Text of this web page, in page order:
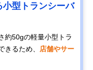
小型トランシーバ
約50gの軽量小型トラ
きるため、
店舗やサー